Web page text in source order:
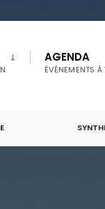
AGENDA
ÉVÉNEMENTS À